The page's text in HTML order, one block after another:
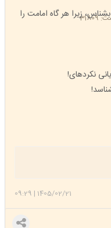
زيرا هر گاه امامت را
نكردهاى!
1405/02/21
|
09:29